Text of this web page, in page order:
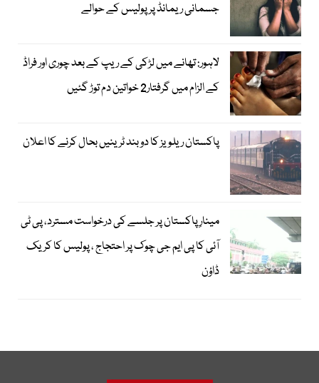
جسمانی ریمانڈ پر پولیس کے حوالے
لاہور: تھانے میں لڑکی کے ریپ کے بعد چوری اور فراڈ
کے الزام میں گرفتار2 خواتین دم توڑ گئیں
پاکستان ریلویز کا دو بند ٹرینیں بحال کرنے کا اعلان
مینارِ پاکستان پر جلسے کی درخواست مسترد، پی ٹی
آئی کا پی ایم جی چوک پر احتجاج ، پولیس کا کریک
ڈاؤن